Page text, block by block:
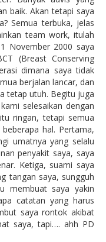
baik. Akan tetapi saya
Semua terbuka, jelas
team work, itulah
November 2000 saya
(Breast Conserving
dimana saya tidak
berjalan lancar, dan
tetap utuh. Begitu juga
selesaikan dengan
ringan, tetapi semua
hal. Pertama,
umatnya yang selalu
penyakit saya, saya
Ketiga, suami saya
tangan saya, sungguh
membuat saya yakin
catatan yang harus
saya rontok akibat
saya, tapi…. ahh PD